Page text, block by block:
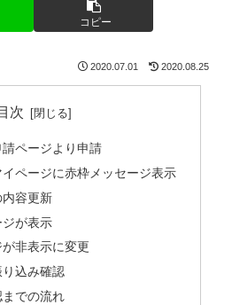
コピー
2020.07.01 2020.08.25
次
ページより申請
ページに赤枠メッセージ表示
容更新
が表示
非表示に変更
込み確認
での流れ